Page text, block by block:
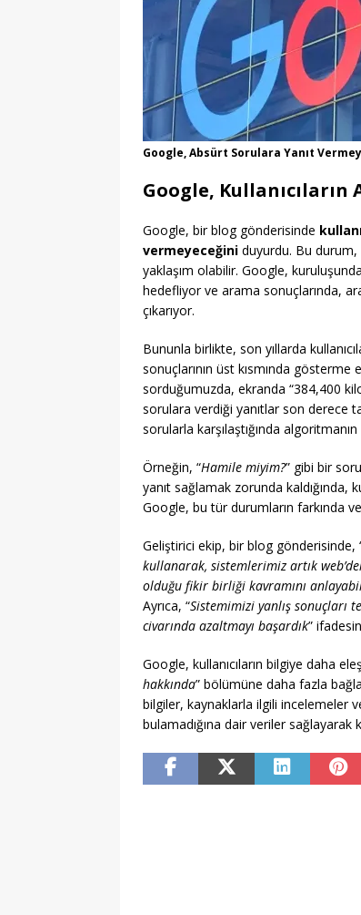
Google, Absürt Sorulara Yanıt
Google,
Google, bir blog gönderisinde
vermeyeceğini duyurdu. Bu durum,
yaklaşım olabilir. Google,
hedefliyor ve arama sonuçlarında,
çıkarıyor.
Bununla birlikte, son yıllarda
sonuçlarının üst kısmında gösterme
sorduğumuzda, ekranda “384,400
sorulara verdiği yanıtlar son derece
sorularla karşılaştığında
Örneğin, “Hamile miyim?” gibi bir
yanıt sağlamak zorunda kaldığında,
Google, bu tür durumların farkında
Geliştirici ekip, bir blog gönderisinde,
kullanarak, sistemlerimiz artık
olduğu fikir birliği kavramını
Ayrıca, “Sistemimizi yanlış sonuçları
civarında azaltmayı başardık”
Google, kullanıcıların bilgiye daha
hakkında” bölümüne daha fazla
bilgiler, kaynaklarla ilgili incelemeler
bulamadığına dair veriler sağlayarak